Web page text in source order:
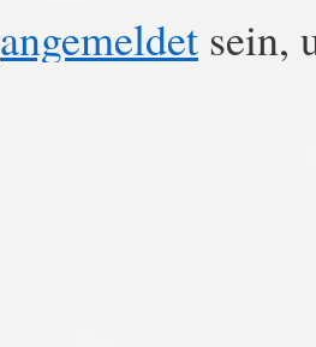
angemeldet sein,